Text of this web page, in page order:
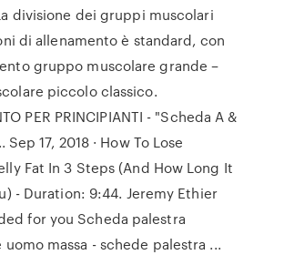
divisione dei gruppi muscolari
di allenamento è standard, con
gruppo muscolare grande –
piccolo classico.
PER PRINCIPIANTI - "Scheda A &
17, 2018 · How To Lose
Fat In 3 Steps (And How Long It
- Duration: 9:44. Jeremy Ethier
for you Scheda palestra
massa - schede palestra ...